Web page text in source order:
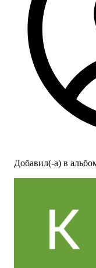
Добавил(-а) в